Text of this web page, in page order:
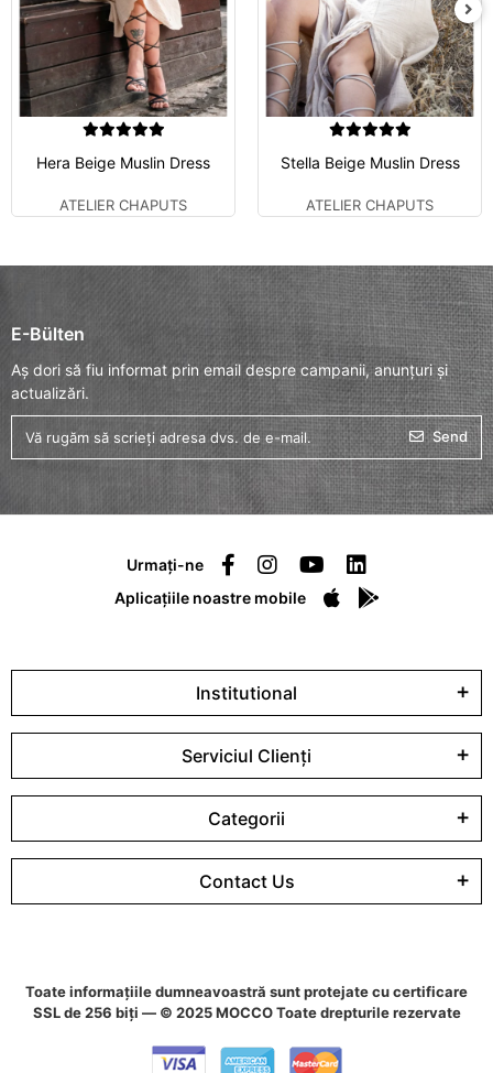
Hera Beige Muslin Dress
ATELIER CHAPUTS
Stella Beige Muslin Dress
ATELIER CHAPUTS
E-Bülten
Aș dori să fiu informat prin email despre campanii, anunțuri și
actualizări.
Send
Urmați-ne
Aplicațiile noastre mobile
Institutional
Serviciul Clienți
Categorii
Contact Us
Toate informațiile dumneavoastră sunt protejate cu certificare
SSL de 256 biți — © 2025 MOCCO Toate drepturile rezervate